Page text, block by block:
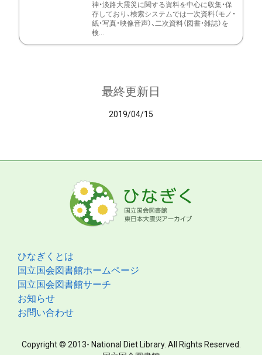
神・淡路大震災に関する資料を中心に収集・保
存しており、検索システムでは一次資料（モノ・
紙・写真・映像音声）、二次資料（図書・雑誌）を
検...
最終更新日
2019/04/15
ひなぎくとは
国立国会図書館ホームページ
国立国会図書館サーチ
お知らせ
お問い合わせ
Copyright © 2013- National Diet Library. All Rights Reserved.